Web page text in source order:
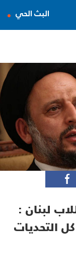
البث الحي
لبنان :
التحديات